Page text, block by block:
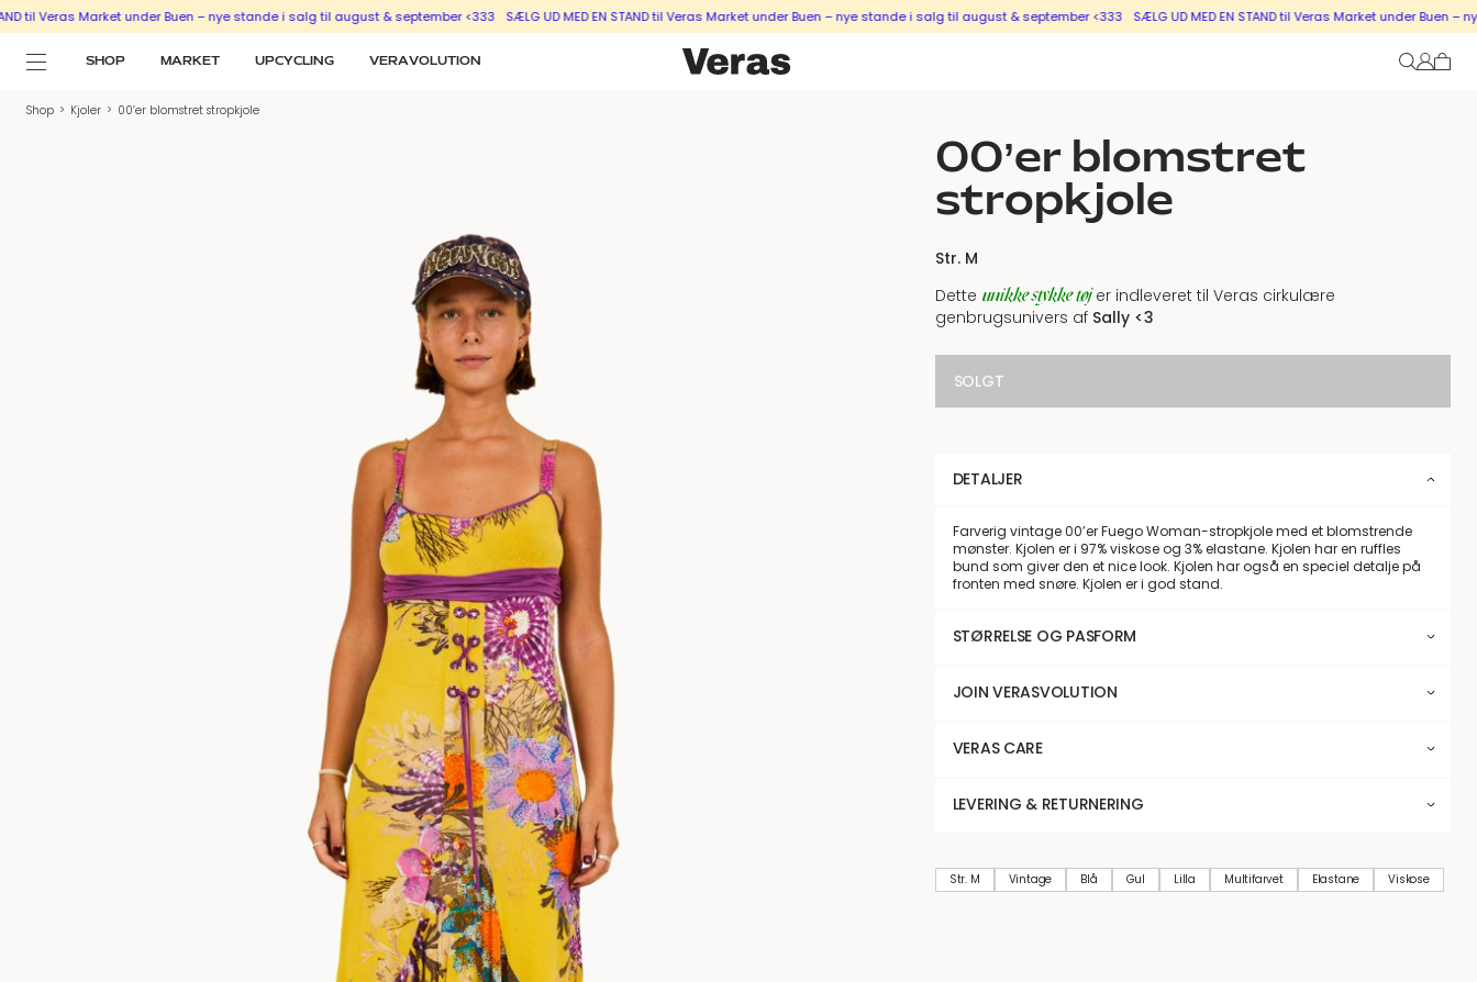
Veras Market under Buen – nye stande i salg til august & september <333 SÆLG UD MED EN STAND til Veras Market under Buen – nye stande i salg til august & september <333 SÆLG UD MED EN STAND til Veras Market under Buen – nye
SHOP MARKET UPCYCLING VERAVOLUTION
Shop > Kjoler > 00’er blomstret stropkjole
00’er blomstret
stropkjole
Str. M
Dette unikke stykke tøjer indleveret til Veras cirkulære
genbrugsunivers af Sally <3
SOLGT
DETALJER
Farverig vintage 00’er Fuego Woman-stropkjole med et blomstrende
mønster. Kjolen er i 97% viskose og 3% elastane. Kjolen har en ruffles
bund som giver den et nice look. Kjolen har også en speciel detalje på
fronten med snøre. Kjolen er i god stand.
STØRRELSE OG PASFORM
JOIN VERASVOLUTION
VERAS CARE
LEVERING & RETURNERING
Str. M Vintage Blå Gul Lilla Multifarvet Elastane Viskose